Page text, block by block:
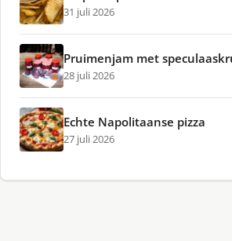
31 juli 2026
Pruimenjam met
28 juli 2026
Echte Napolitaanse pizza
27 juli 2026